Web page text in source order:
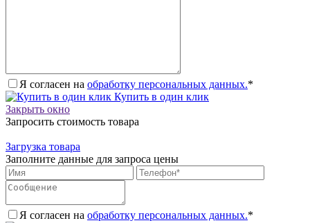
Я согласен на обработку персональных данных.*
Купить в один клик
Закрыть окно
Запросить стоимость товара
Загрузка товара
Заполните данные для запроса цены
Я согласен на обработку персональных данных.*